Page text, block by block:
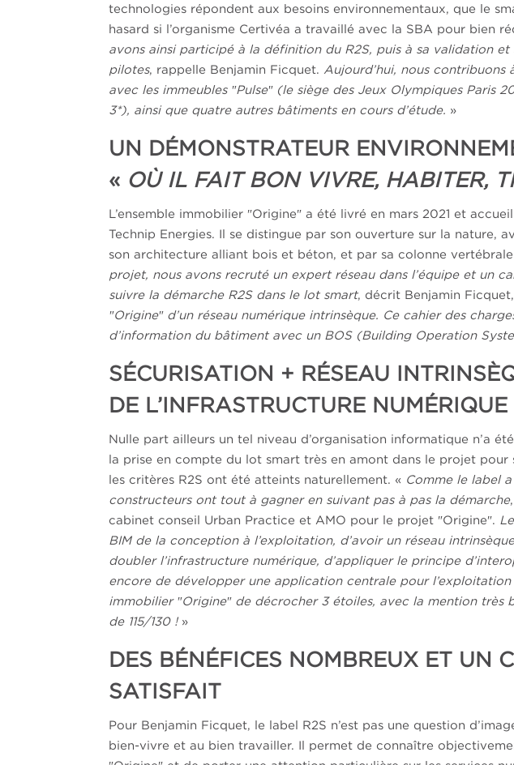
technologies répondent aux besoins environnementaux, que le
hasard si l’organisme Certivéa a travaillé avec la SBA pour bien
avons ainsi participé à la définition du R2S, puis à sa validation
pilotes, rappelle Benjamin Ficquet. Aujourd’hui, nous
avec les immeubles ″Pulse″ (le siège des Jeux Olympiques Paris
3*), ainsi que quatre autres bâtiments en cours d’étude. »
UN DÉMONSTRATEUR
« OÙ IL FAIT BON VIVRE, HABITER,
L’ensemble immobilier ″Origine″ a été livré en mars 2021 et
Technip Energies. Il se distingue par son ouverture sur la nature,
son architecture alliant bois et béton, et par sa colonne vertébrale
projet, nous avons recruté un expert réseau dans l’équipe et un
suivre la démarche R2S dans le lot smart, décrit Benjamin Ficquet,
″Origine″ d’un réseau numérique intrinsèque. Ce cahier des
d’information du bâtiment avec un BOS (Building Operation
SÉCURISATION + RÉSEAU
DE L’INFRASTRUCTURE
Nulle part ailleurs un tel niveau d’organisation informatique n’a
la prise en compte du lot smart très en amont dans le projet pour
les critères R2S ont été atteints naturellement. « Comme le label
constructeurs ont tout à gagner en suivant pas à pas la démarche
cabinet conseil Urban Practice et AMO pour le projet ″Origine″.
BIM de la conception à l’exploitation, d’avoir un réseau
doubler l’infrastructure numérique, d’appliquer le principe
encore de développer une application centrale pour l’exploitation
immobilier ″Origine″ de décrocher 3 étoiles, avec la mention très
de 115/130 !»
DES BÉNÉFICES NOMBREUX ET UN
SATISFAIT
Pour Benjamin Ficquet, le label R2S n’est pas une question
bien-vivre et au bien travailler. Il permet de connaître